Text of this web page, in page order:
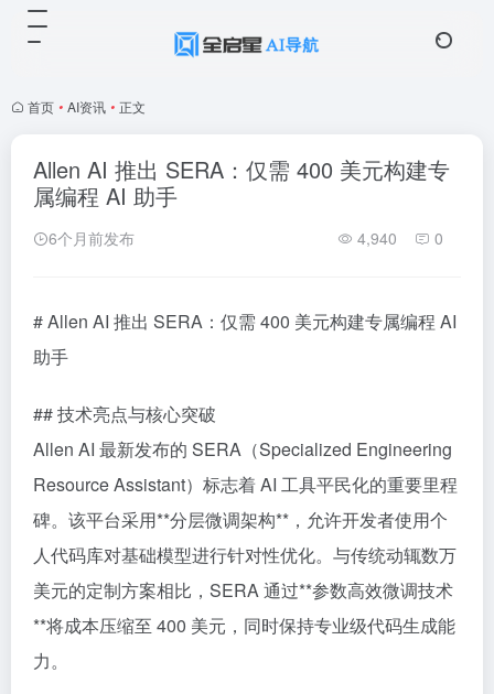
首页 • AI资讯 • 正文
Allen AI 推出 SERA：仅需 400 美元构建专
属编程 AI 助手
6个月前发布 4,940 0
# Allen AI 推出 SERA：仅需 400 美元构建专属编程 AI
助手
## 技术亮点与核心突破
Allen AI 最新发布的 SERA（Specialized Engineering
Resource Assistant）标志着 AI 工具平民化的重要里程
碑。该平台采用**分层微调架构**，允许开发者使用个
人代码库对基础模型进行针对性优化。与传统动辄数万
美元的定制方案相比，SERA 通过**参数高效微调技术
**将成本压缩至 400 美元，同时保持专业级代码生成能
力。